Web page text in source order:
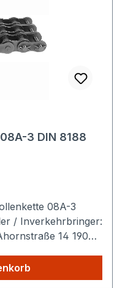
3 DIN 8188
08A-3
/ Inverkehrbringer:
14 19075
ist eine robuste
zur mechanischen